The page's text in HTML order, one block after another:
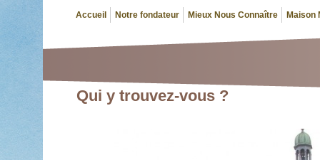
Accueil Notre fondateur Mieux Nous Connaître Maison
Qui y trouvez-vous ?